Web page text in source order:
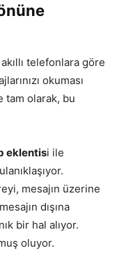
telefonlara göre
okuması
tam olarak, bu
eklentisi ile
mesajın üzerine
dışına
bir hal alıyor.
oluyor.